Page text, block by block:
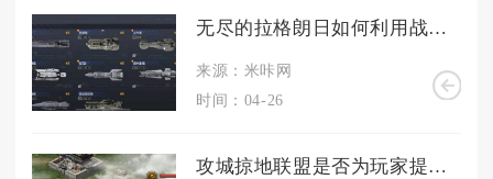
无尽的拉格朗日如何利用战术和技巧来提升拉格朗日战巡的等级
来源：米咔网
时间：04-26
攻城掠地联盟是否为玩家提供了更多的发展机会